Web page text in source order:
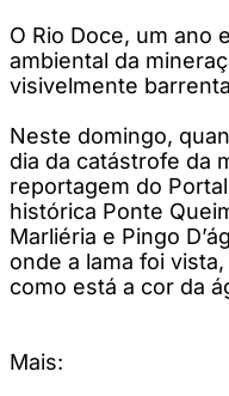
O Rio Doce, um ano
ambiental da
visivelmente
Neste domingo,
dia da catástrofe da
reportagem do
histórica Ponte
Marliéria e Pingo
onde a lama foi
como está a cor da
Mais: